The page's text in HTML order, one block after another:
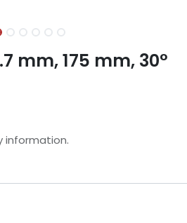
mm, 175 mm, 30°
information.